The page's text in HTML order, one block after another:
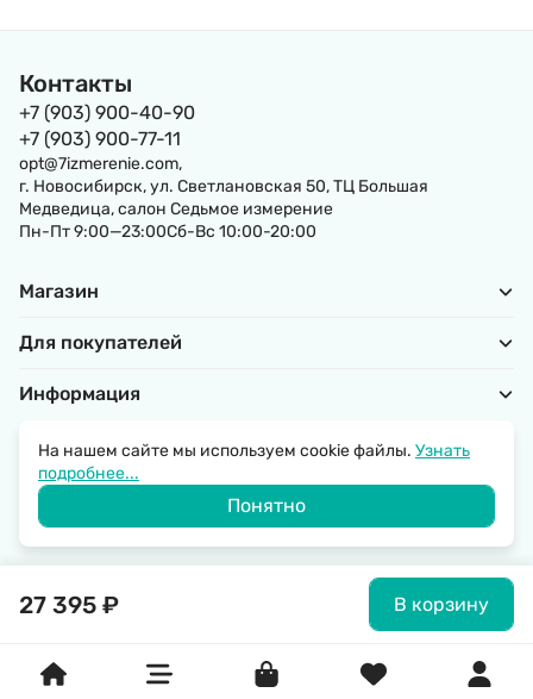
27 395 ₽ В корзину
Контакты
+7 (903) 900-40-90
+7 (903) 900-77-11
opt@7izmerenie.com,
г. Новосибирск, ул. Светлановская 50, ТЦ Большая
Медведица, салон Седьмое измерение
Пн-Пт 9:00—23:00Сб-Вс 10:00-20:00
Магазин
Для покупателей
Информация
© 2026 SantechRussia.
Политика обработки персональных данных
На нашем сайте мы используем cookie файлы. Узнать
подробнее...
Понятно